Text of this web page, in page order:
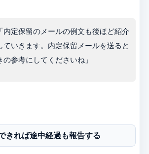
「内定保留のメールの例文も後ほど紹介
ていきます。内定保留メールを送ると
の参考にしてくださいね」
きれば途中経過も報告する